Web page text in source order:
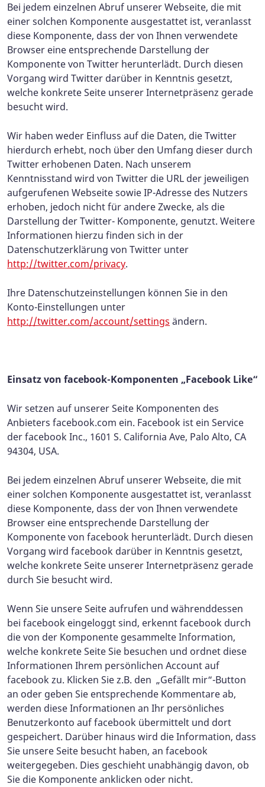
Bei jedem einzelnen Abruf unserer Webseite, die mit
einer solchen Komponente ausgestattet ist, veranlasst
diese Komponente, dass der von Ihnen verwendete
Browser eine entsprechende Darstellung der
Komponente von Twitter herunterlädt. Durch diesen
Vorgang wird Twitter darüber in Kenntnis gesetzt,
welche konkrete Seite unserer Internetpräsenz gerade
besucht wird.
Wir haben weder Einfluss auf die Daten, die Twitter
hierdurch erhebt, noch über den Umfang dieser durch
Twitter erhobenen Daten. Nach unserem
Kenntnisstand wird von Twitter die URL der jeweiligen
aufgerufenen Webseite sowie IP-Adresse des Nutzers
erhoben, jedoch nicht für andere Zwecke, als die
Darstellung der Twitter- Komponente, genutzt. Weitere
Informationen hierzu finden sich in der
Datenschutzerklärung von Twitter unter
http://twitter.com/privacy.
Ihre Datenschutzeinstellungen können Sie in den
Konto-Einstellungen unter
http://twitter.com/account/settings ändern.
Einsatz von facebook-Komponenten „Facebook Like“
Wir setzen auf unserer Seite Komponenten des
Anbieters facebook.com ein. Facebook ist ein Service
der facebook Inc., 1601 S. California Ave, Palo Alto, CA
94304, USA.
Bei jedem einzelnen Abruf unserer Webseite, die mit
einer solchen Komponente ausgestattet ist, veranlasst
diese Komponente, dass der von Ihnen verwendete
Browser eine entsprechende Darstellung der
Komponente von facebook herunterlädt. Durch diesen
Vorgang wird facebook darüber in Kenntnis gesetzt,
welche konkrete Seite unserer Internetpräsenz gerade
durch Sie besucht wird.
Wenn Sie unsere Seite aufrufen und währenddessen
bei facebook eingeloggt sind, erkennt facebook durch
die von der Komponente gesammelte Information,
welche konkrete Seite Sie besuchen und ordnet diese
Informationen Ihrem persönlichen Account auf
facebook zu. Klicken Sie z.B. den „Gefällt mir“-Button
an oder geben Sie entsprechende Kommentare ab,
werden diese Informationen an Ihr persönliches
Benutzerkonto auf facebook übermittelt und dort
gespeichert. Darüber hinaus wird die Information, dass
Sie unsere Seite besucht haben, an facebook
weitergegeben. Dies geschieht unabhängig davon, ob
Sie die Komponente anklicken oder nicht.